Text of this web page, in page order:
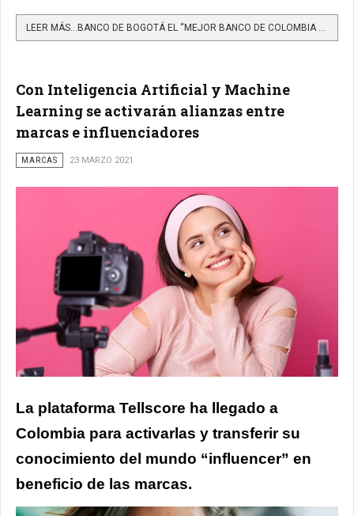
LEER MÁS…BANCO DE BOGOTÁ EL “MEJOR BANCO DE COLOMBIA EN 2021”
Con Inteligencia Artificial y Machine
Learning se activarán alianzas entre
marcas e influenciadores
MARCAS 23 MARZO 2021
La plataforma Tellscore ha llegado a
Colombia para activarlas y transferir su
conocimiento del mundo “influencer” en
beneficio de las marcas.